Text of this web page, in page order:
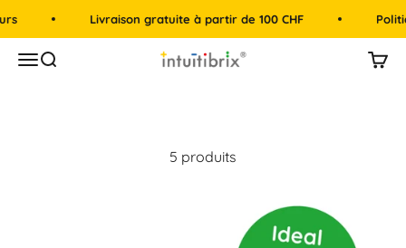
Passer au contenuLivraison gratuite à partir de 100 CHF
MenuRecherche intuitibrix.ch | Spielend Mathe lernen
5 produits